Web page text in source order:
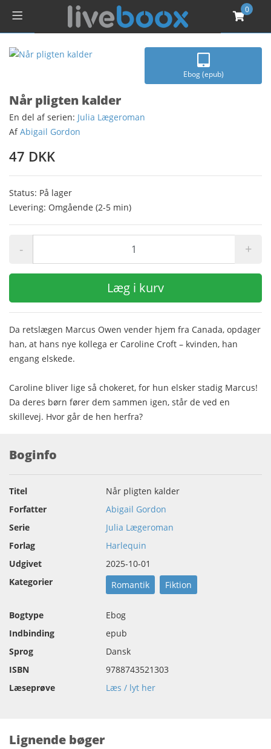
0
Ebog (epub)
Når pligten kalder
En del af serien: Julia Lægeroman
AfAbigail Gordon
47 DKK
Status: På lager
Levering: Omgående (2-5 min)
- +
Læg i kurv
Da retslægen Marcus Owen vender hjem fra Canada, opdager
han, at hans nye kollega er Caroline Croft – kvinden, han
engang elskede.
Caroline bliver lige så chokeret, for hun elsker stadig Marcus!
Da deres børn fører dem sammen igen, står de ved en
skillevej. Hvor går de hen herfra?
Boginfo
Titel
Når pligten kalder
Forfatter
Abigail Gordon
Serie
Julia Lægeroman
Forlag
Harlequin
Udgivet
2025-10-01
Kategorier
Romantik Fiktion
Bogtype
Ebog
Indbinding
epub
Sprog
Dansk
ISBN
9788743521303
Læseprøve
Læs / lyt her
Lignende bøger